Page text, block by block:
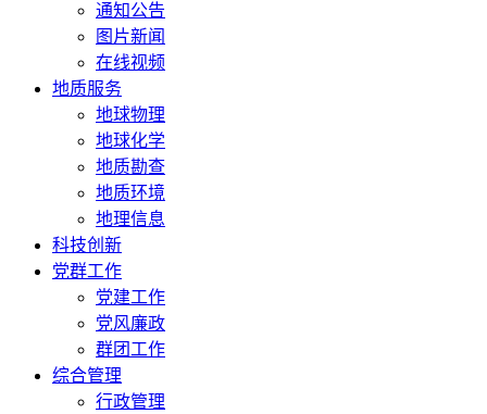
通知公告
图片新闻
在线视频
地质服务
地球物理
地球化学
地质勘查
地质环境
地理信息
科技创新
党群工作
党建工作
党风廉政
群团工作
综合管理
行政管理